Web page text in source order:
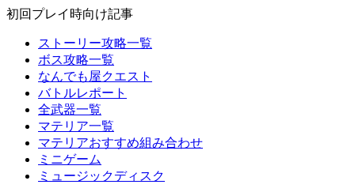
初回プレイ時向け記事
ストーリー攻略一覧
ボス攻略一覧
なんでも屋クエスト
バトルレポート
全武器一覧
マテリア一覧
マテリアおすすめ組み合わせ
ミニゲーム
ミュージックディスク